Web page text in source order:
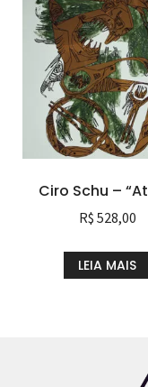
Ciro Schu –
R$ 528,00
LEIA MAIS